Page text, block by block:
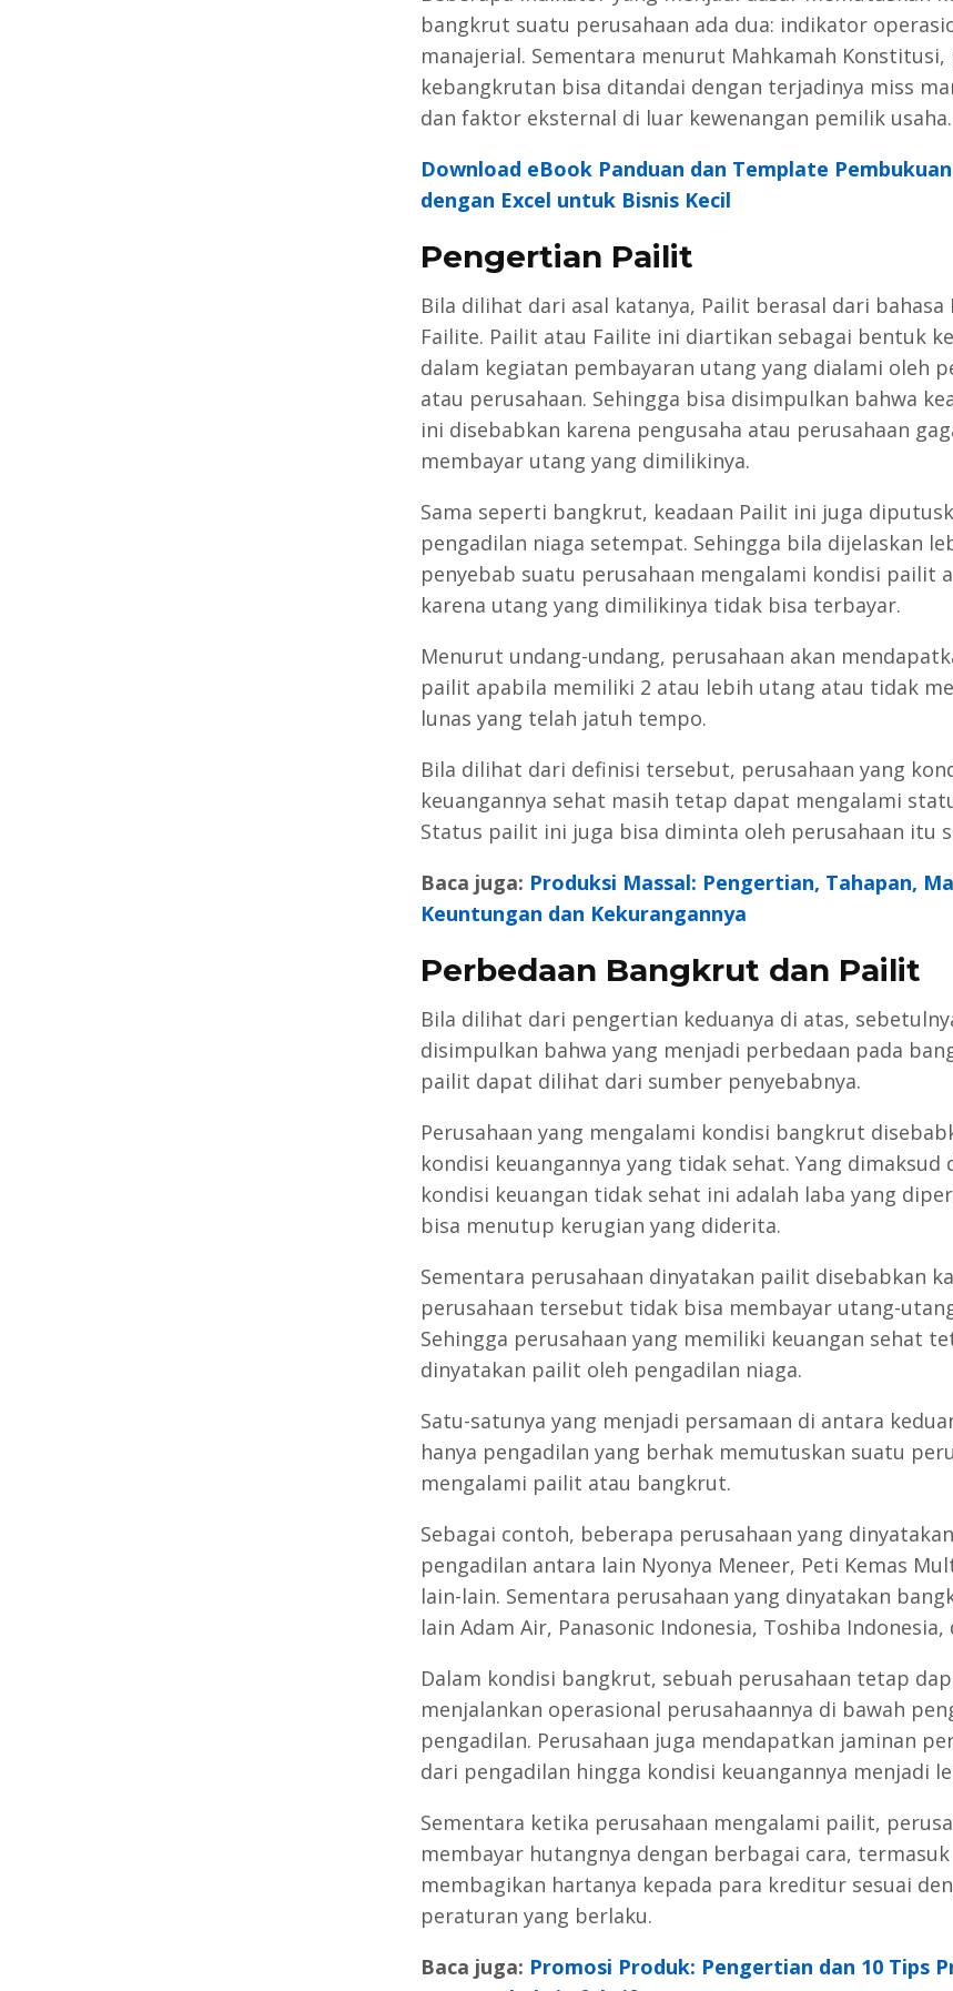
bangkrut suatu perusahaan ada dua: indikator
manajerial. Sementara menurut Mahkamah Konstitusi,
kebangkrutan bisa ditandai dengan terjadinya miss
dan faktor eksternal di luar kewenangan pemilik usaha.
Download eBook Panduan dan Template
dengan Excel untuk Bisnis Kecil
Pengertian Pailit
Bila dilihat dari asal katanya, Pailit berasal dari bahasa
Failite. Pailit atau Failite ini diartikan sebagai bentuk
dalam kegiatan pembayaran utang yang dialami oleh
atau perusahaan. Sehingga bisa disimpulkan bahwa
ini disebabkan karena pengusaha atau perusahaan
membayar utang yang dimilikinya.
Sama seperti bangkrut, keadaan Pailit ini juga
pengadilan niaga setempat. Sehingga bila dijelaskan
penyebab suatu perusahaan mengalami kondisi pailit
karena utang yang dimilikinya tidak bisa terbayar.
Menurut undang-undang, perusahaan akan
pailit apabila memiliki 2 atau lebih utang atau tidak
lunas yang telah jatuh tempo.
Bila dilihat dari definisi tersebut, perusahaan yang
keuangannya sehat masih tetap dapat mengalami
Status pailit ini juga bisa diminta oleh perusahaan itu
Baca juga: Produksi Massal: Pengertian, Tahapan,
Keuntungan dan Kekurangannya
Perbedaan Bangkrut dan Pailit
Bila dilihat dari pengertian keduanya di atas,
disimpulkan bahwa yang menjadi perbedaan pada
pailit dapat dilihat dari sumber penyebabnya.
Perusahaan yang mengalami kondisi bangkrut
kondisi keuangannya yang tidak sehat. Yang dimaksud
kondisi keuangan tidak sehat ini adalah laba yang
bisa menutup kerugian yang diderita.
Sementara perusahaan dinyatakan pailit disebabkan
perusahaan tersebut tidak bisa membayar utang-
Sehingga perusahaan yang memiliki keuangan sehat
dinyatakan pailit oleh pengadilan niaga.
Satu-satunya yang menjadi persamaan di antara
hanya pengadilan yang berhak memutuskan suatu
mengalami pailit atau bangkrut.
Sebagai contoh, beberapa perusahaan yang
pengadilan antara lain Nyonya Meneer, Peti Kemas
lain-lain. Sementara perusahaan yang dinyatakan
lain Adam Air, Panasonic Indonesia, Toshiba Indonesia,
Dalam kondisi bangkrut, sebuah perusahaan tetap
menjalankan operasional perusahaannya di bawah
pengadilan. Perusahaan juga mendapatkan jaminan
dari pengadilan hingga kondisi keuangannya menjadi
Sementara ketika perusahaan mengalami pailit,
membayar hutangnya dengan berbagai cara,
membagikan hartanya kepada para kreditur sesuai
peraturan yang berlaku.
Baca juga: Promosi Produk: Pengertian dan 10 Tips